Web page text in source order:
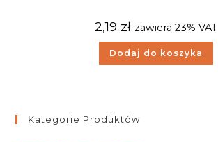
2,19 zł zawiera 23% VAT
Dodaj do koszyka
Kategorie Produktów